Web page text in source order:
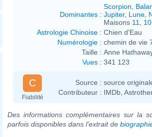
Dominantes :
Scorpion
Jupiter, Lune
Maisons 11 10
Astrologie Chinoise : Chien d'Eau
Numérologie : chemin de vie
Taille : Anne
Vues : 341 123
C
Fiabilité
Source : source
Contributeur : IMDb,
Des informations complémentaires sur la
parfois disponibles dans l'extrait de